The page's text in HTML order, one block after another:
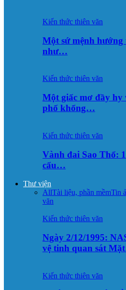
Kiến thức thiên văn
Một sứ mệnh
như…
Kiến thức thiên văn
Một giấc mơ đầy hy
phố khổng…
Kiến thức thiên văn
Vành đai Sao Thổ:
cấu…
Thư viện
AllTài liệu, phần mềmTin
văn
Kiến thức thiên văn
Ngày 2/12/1995:
vệ tinh quan sát
Kiến thức thiên văn